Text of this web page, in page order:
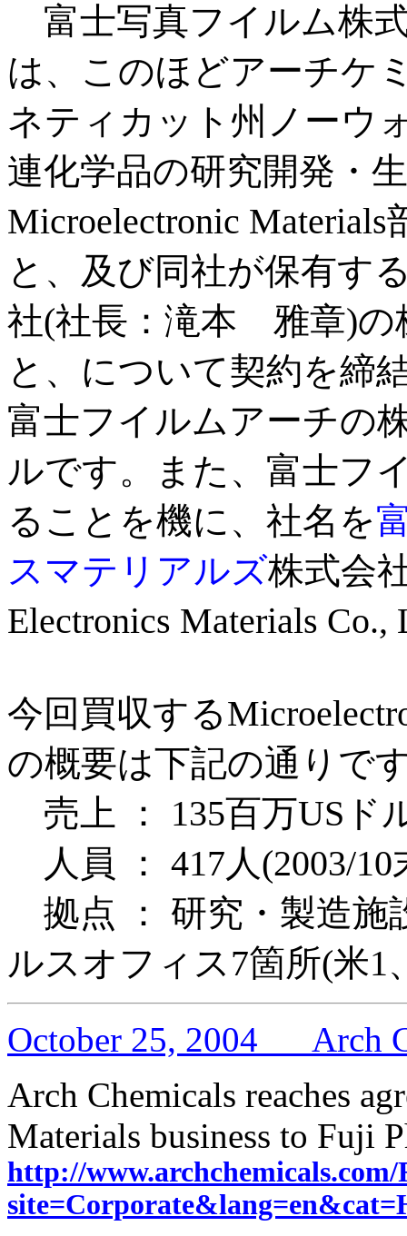
富士写真フイルム株
は、このほどアーチ
ネティカット州ノーウ
連化学品の研究開発・
Microelectronic
と、及び同社が保有す
社(社長：滝本 雅章)の
と、について契約を締
富士フイルムアーチの
ルです。また、富士フ
ることを機に、社名を
スマテリアルズ株式会
Electronics Materials
今回買収する
の概要は下記の通りで
売上 ： 135百万US
人員 ： 417人(2003/
拠点 ： 研究・製造施
ルスオフィス7箇所(米
October 25, 2004
Arch
Arch Chemicals reaches
Materials business to Fuji
http://